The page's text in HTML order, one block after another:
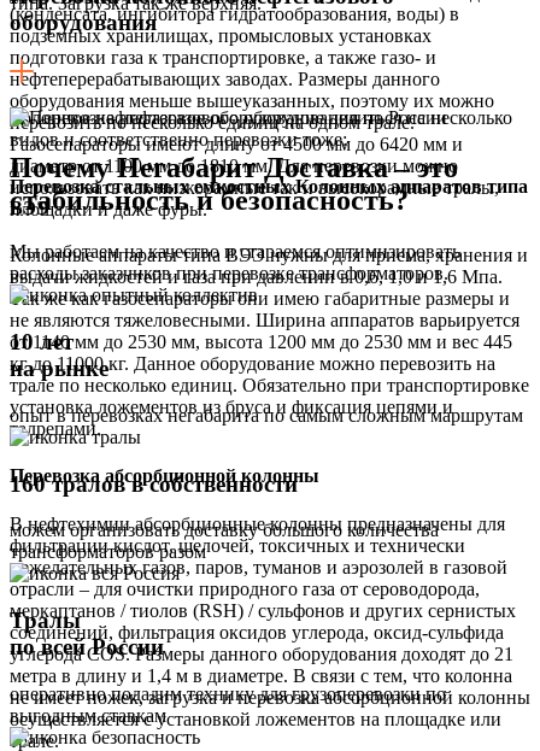
(конденсата, ингибитора гидратообразования, воды) в
подземных хранилищах, промысловых установках
подготовки газа к транспортировке, а также газо- и
нефтеперерабатывающих заводах. Размеры данного
оборудования меньше вышеуказанных, поэтому их можно
перевозить по несколько единиц на одном трале.
Газосепараторы имеют длину от 4500 мм до 6420 мм и
диаметр от 1100 мм до 1810 мм. Для перевозки можно
использовать как низкорамные так и высокорамные тралы,
площадки и даже фуры.
оборудования
Колонное нефтегазовое оборудование делиться на несколько
видов и соответственно перевозки тоже:
Перевозка стальных емкостных Колонных аппаратов типа
ВЭЭ
Колонные аппараты типа ВЭЭ нужны для приема, хранения и
выдачи жидкостей и газа при давлении в 0,6, 1,0 и 1,6 Мпа.
Так же как газосепараторы они имею габаритные размеры и
не являются тяжеловесными. Ширина аппаратов варьируется
от 1140 мм до 2530 мм, высота 1200 мм до 2530 мм и вес 445
кг до 11000 кг. Данное оборудование можно перевозить на
трале по несколько единиц. Обязательно при транспортировке
установка ложементов из бруса и фиксация цепями и
талрепами.
Перевозка абсорбционной колонны
В нефтехимии абсорбционные колонны предназначены для
фильтрации кислот, щелочей, токсичных и технически
нежелательных газов, паров, туманов и аэрозолей в газовой
отрасли – для очистки природного газа от сероводорода,
меркаптанов / тиолов (RSH) / сульфонов и других сернистых
соединений, фильтрация оксидов углерода, оксид-сульфида
углерода COS. Размеры данного оборудования доходят до 21
метра в длину и 1,4 м в диаметре. В связи с тем, что колонна
не имеет ножек, загрузка и перевозка абсорбционной колонны
осуществляется с установкой ложементов на площадке или
трале.
Почему Негабарит Доставка – это
стабильность и безопасность?
Мы работаем на качество и стараемся оптимизировать
расходы заказчиков при перевозке трансформаторов.
10 лет
на рынке
опыт в перевозках негабарита по самым сложным маршрутам
160 тралов в собственности
можем организовать доставку большого количества
трансформаторов разом
Тралы
по всей России
оперативно подадим технику для грузоперевозки по
выгодным ставкам